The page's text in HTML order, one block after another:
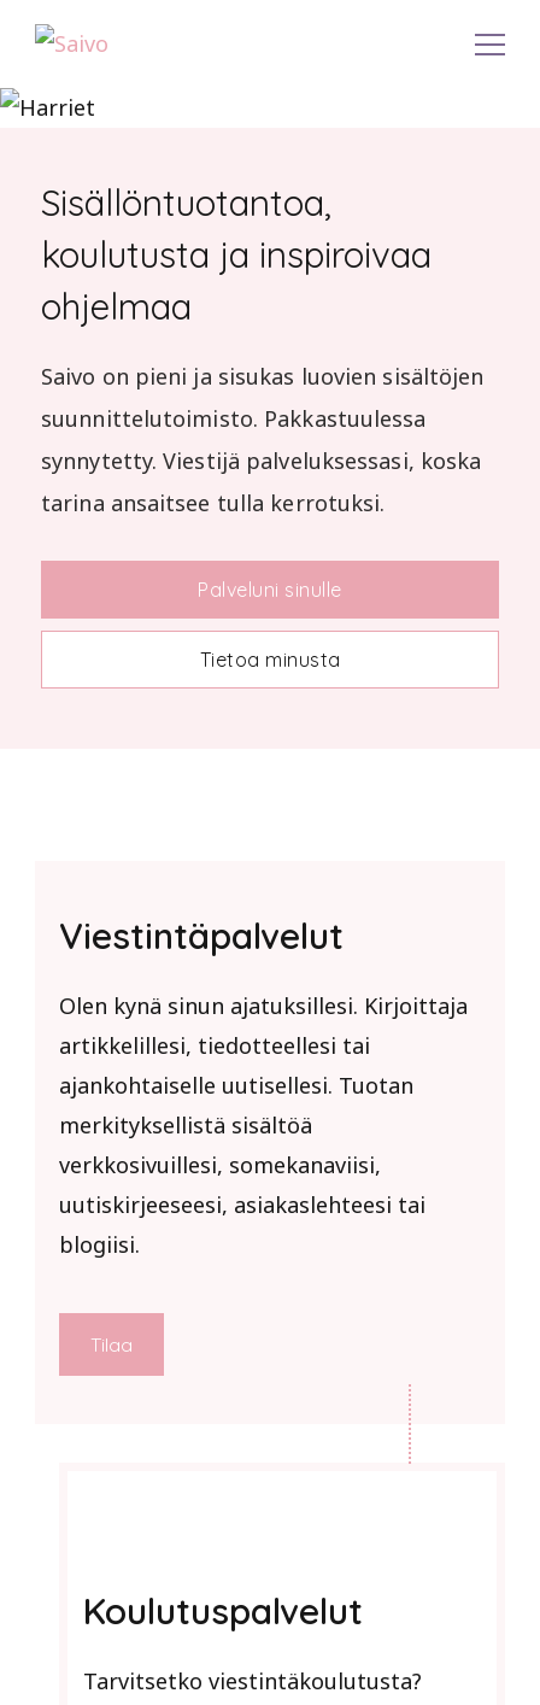
Saivo
Sisällöntuotantoa,
koulutusta ja inspiroivaa
ohjelmaa
Saivo on pieni ja sisukas luovien sisältöjen
suunnittelutoimisto. Pakkastuulessa
synnytetty. Viestijä palveluksessasi, koska
tarina ansaitsee tulla kerrotuksi.
Palveluni sinulle
Tietoa minusta
Viestintäpalvelut
Olen kynä sinun ajatuksillesi. Kirjoittaja
artikkelillesi, tiedotteellesi tai
ajankohtaiselle uutisellesi. Tuotan
merkityksellistä sisältöä
verkkosivuillesi, somekanaviisi,
uutiskirjeeseesi, asiakaslehteesi tai
blogiisi.
Tilaa
Koulutuspalvelut
Tarvitsetko viestintäkoulutusta?